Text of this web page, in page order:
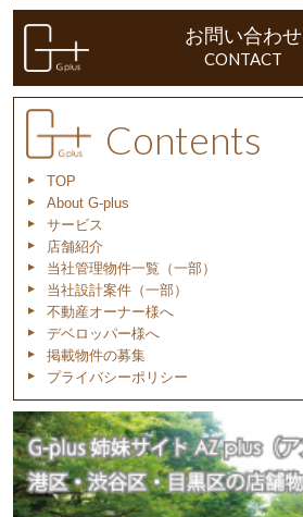
お問い合わせ
CONTACT
Contents
TOP
About G-plus
サービス
店舗紹介
当社管理物件一覧（一部）
当社設計案件（一部）
不動産オーナー様へ
デベロッパー様へ
掲載物件の募集
プライバシーポリシー